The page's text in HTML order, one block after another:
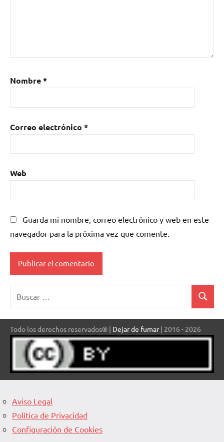
Nombre*
Correo electrónico *
Web
Guarda mi nombre, correo electrónico y web en este
navegador para la próxima vez que comente.
Buscar
Todo los derechos reservados® | Dejar de fumar| 2016 - 2026
Aviso Legal
Política de Privacidad
Configuración de Cookies